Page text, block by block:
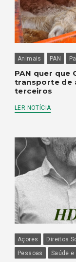
Animais PAN
PAN quer que
transporte de
terceiros
LER NOTÍCIA
Açores Direitos
Pessoas
Saúde